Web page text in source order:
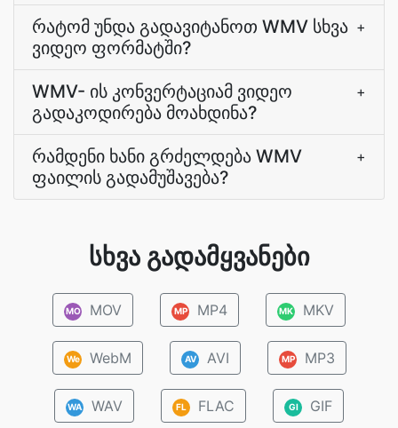
რატომ უნდა გადავიტანოთ WMV სხვა
ვიდეო ფორმატში?
+
WMV- ის კონვერტაციამ ვიდეო
გადაკოდირება მოახდინა?
+
რამდენი ხანი გრძელდება WMV
ფაილის გადამუშავება?
+
სხვა გადამყვანები
MO MOV MP MP4 MK MKV
We WebM AV AVI MP MP3
WA WAV FL FLAC GI GIF